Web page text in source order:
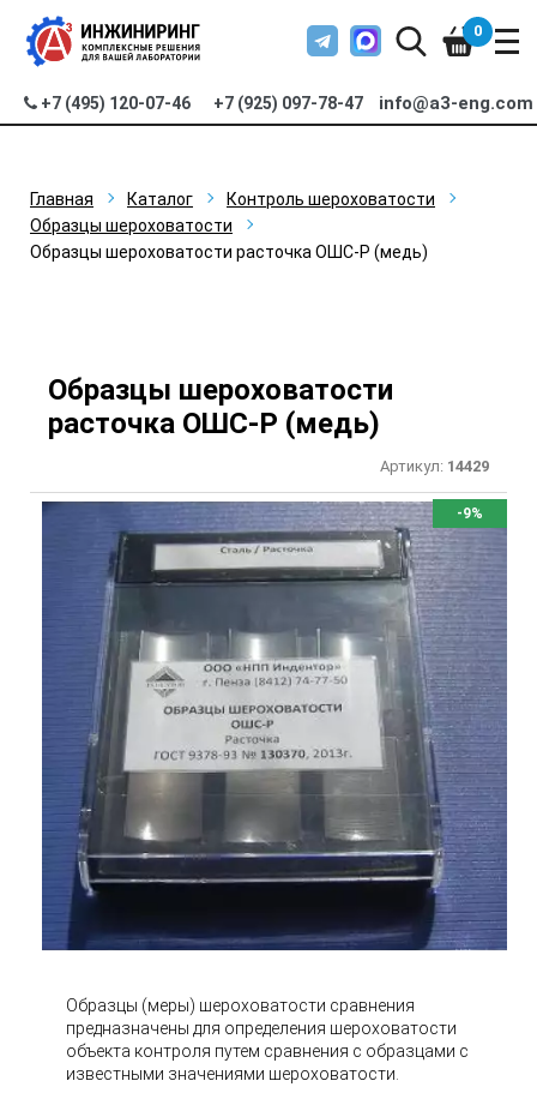
+7 (495) 120-07-46 +7 (925) 097-78-47 info@a3-eng.com
0
Главная Каталог
Контроль шероховатости
Образцы шероховатости
Образцы шероховатости расточка ОШС-Р (медь)
Образцы шероховатости
расточка ОШС-Р (медь)
Артикул: 14429
-9%
Образцы (меры) шероховатости сравнения
предназначены для определения шероховатости
объекта контроля путем сравнения с образцами с
известными значениями шероховатости.